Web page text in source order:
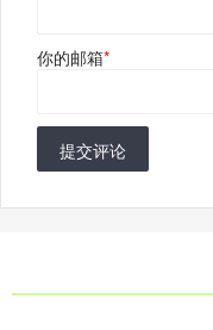
你的邮箱*
提交评论